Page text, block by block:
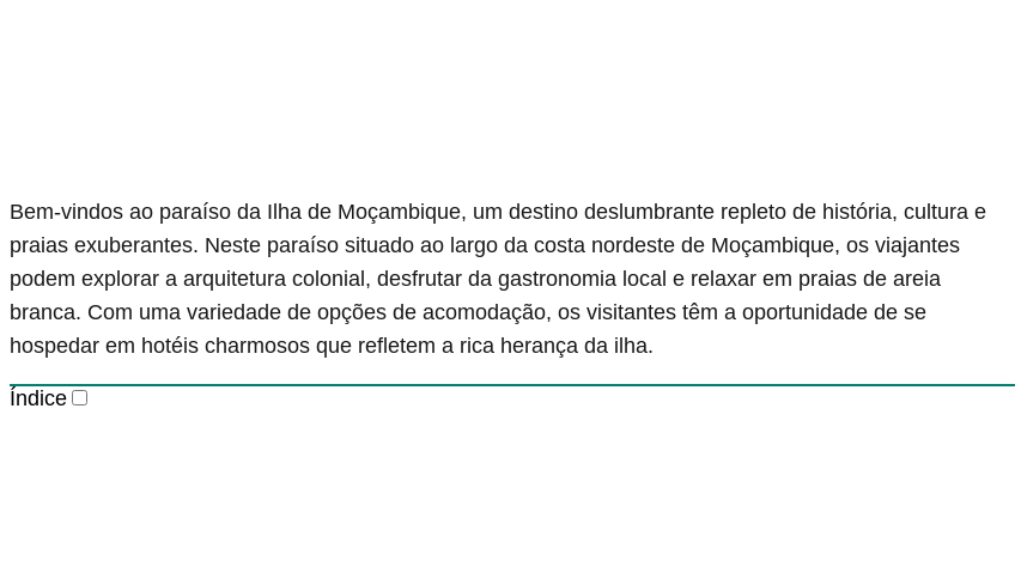
Bem-vindos ao paraíso da Ilha de Moçambique, um destino deslumbrante repleto de história, cultura e
praias exuberantes. Neste paraíso situado ao largo da costa nordeste de Moçambique, os viajantes
podem explorar a arquitetura colonial, desfrutar da gastronomia local e relaxar em praias de areia
branca. Com uma variedade de opções de acomodação, os visitantes têm a oportunidade de se
hospedar em hotéis charmosos que refletem a rica herança da ilha.
Índice